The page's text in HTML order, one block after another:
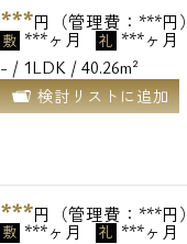
***円（管理費：***円）
敷 ***ヶ月 礼 ***ヶ月
- / 1LDK / 40.26m²
検討リストに追加
***円（管理費：***円）
敷 ***ヶ月 礼 ***ヶ月